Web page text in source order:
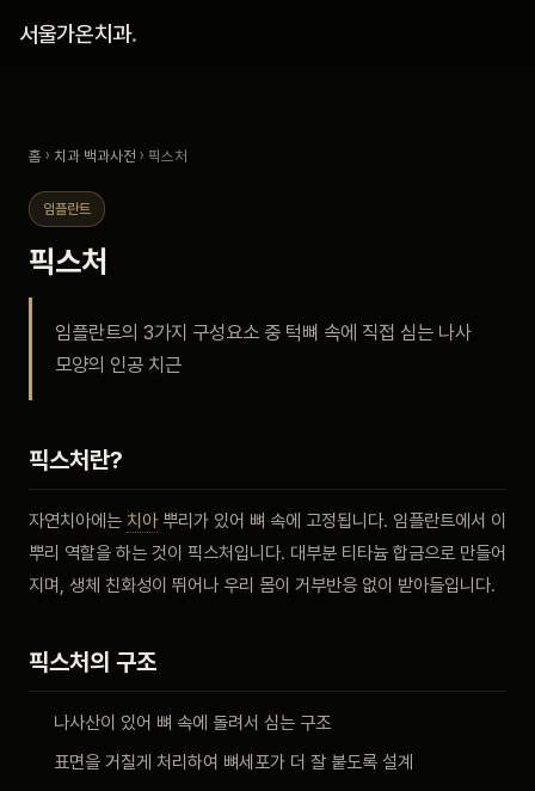
서울가온치과.
진료 안내
안내
비포 애프터
자주 묻는 질문
홈 › 치과 백과사전 › 픽스처
임플란트
픽스처
임플란트의 3가지 구성요소 중 턱뼈 속에 직접 심는 나사
모양의 인공 치근
픽스처란?
자연치아에는 치아뿌리가 있어 뼈 속에 고정됩니다. 임플란트에서 이
뿌리 역할을 하는 것이 픽스처입니다. 대부분 티타늄 합금으로 만들어
지며, 생체 친화성이 뛰어나 우리 몸이 거부반응 없이 받아들입니다.
픽스처의 구조
나사산이 있어 뼈 속에 돌려서 심는 구조
표면을 거칠게 처리하여 뼈세포가 더 잘 붙도록 설계